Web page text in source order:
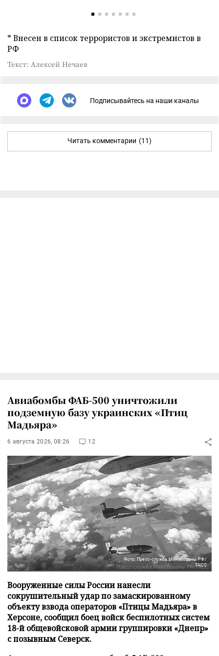
* Внесен в список террористов и экстремистов в
РФ
Текст: Алексей Нечаев
Подписывайтесь на наши каналы
Читать комментарии (11)
Авиабомбы ФАБ-500 уничтожили
подземную базу украинских «Птиц
Мадьяра»
6 августа 2026, 08:26 12
Фото: Пресс-служба Минобороны РФ/
ТАСС
Вооруженные силы России нанесли
сокрушительный удар по замаскированному
объекту взвода операторов «Птицы Мадьяра» в
Херсоне, сообщил боец войск беспилотных систем
18-й общевойсковой армии группировки «Днепр»
с позывным Северск.